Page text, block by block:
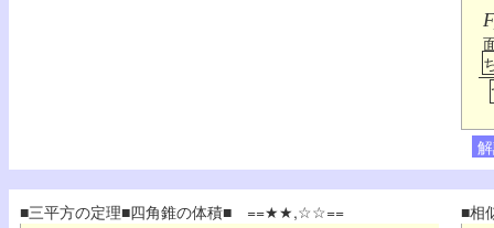
■三平方の定理■四角錐の体積■ ==★★,☆☆==
■相